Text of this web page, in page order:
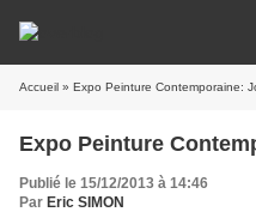
Accueil » Expo Peinture Contemporaine:
Expo Peinture
Publié le 15/12/2013 à 14:46
Par Eric SIMON